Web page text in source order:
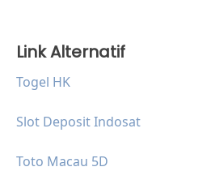
Link Alternatif
Togel HK
Slot Deposit Indosat
Toto Macau 5D